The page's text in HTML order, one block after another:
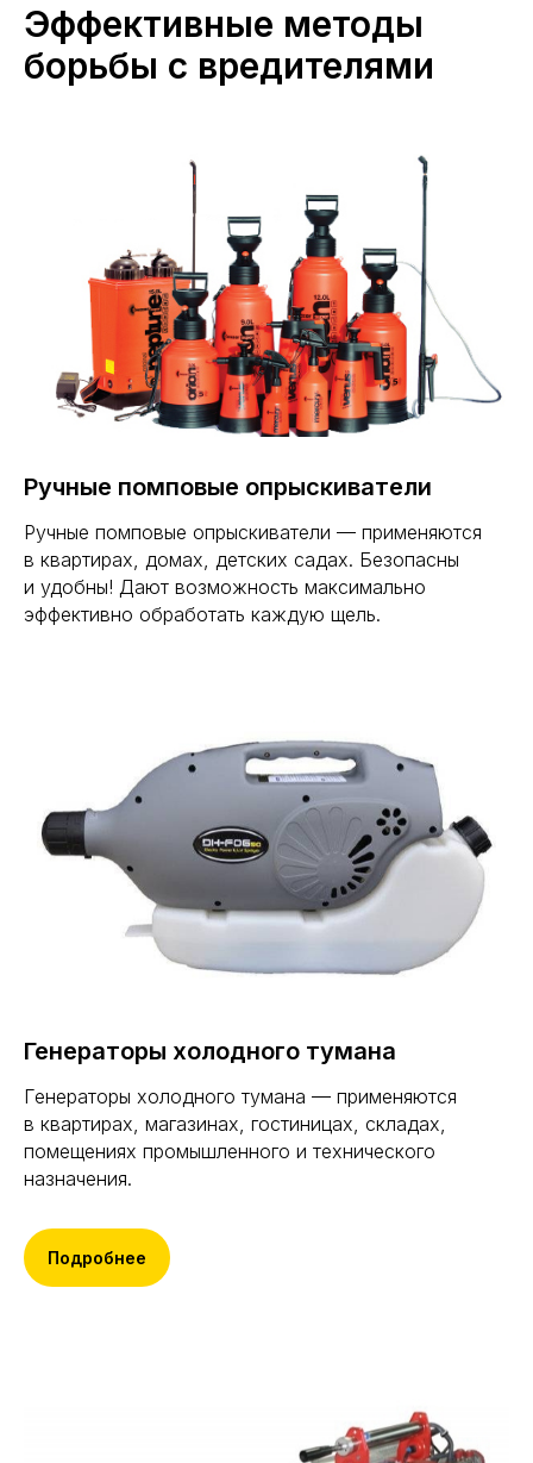
Эффективные методы
борьбы с вредителями
Ручные помповые опрыскиватели
Ручные помповые опрыскиватели — применяются
в квартирах, домах, детских садах. Безопасны
и удобны! Дают возможность максимально
эффективно обработать каждую щель.
Генераторы холодного тумана
Генераторы холодного тумана — применяются
в квартирах, магазинах, гостиницах, складах,
помещениях промышленного и технического
назначения.
Подробнее